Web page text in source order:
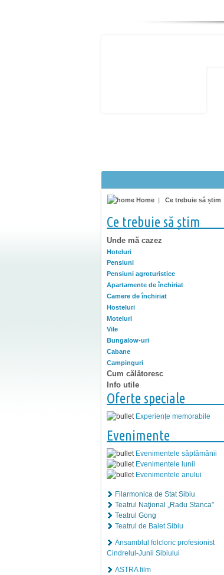
Home | Ce trebuie să știm
Ce trebuie să știm
Unde mă cazez
Hoteluri
Pensiuni
Pensiuni agroturistice
Apartamente de închiriat
Camere de închiriat
Hosteluri
Moteluri
Vile
Bungalow-uri
Cabane
Campinguri
Cum călătoresc
Info utile
Oferte speciale
Experiențe memorabile
Evenimente
Evenimentele săptămânii
Evenimentele lunii
Evenimentele anului
Filarmonica de Stat Sibiu
Teatrul Naţional „Radu Stanca”
Teatrul Gong
Teatrul de Balet Sibiu
Ansamblul folcloric profesionist
Cindrelul-Junii Sibiului
ASTRA film